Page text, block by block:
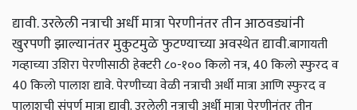
द्यावी. उरलेली नत्राची अर्धी मात्रा पेरणीनंतर तीन आठवड्यांनी
खुरपणी झाल्यानंतर मुकुटमुळे फुटण्याच्या अवस्थेत द्यावी.बागायती
गव्हाच्या उशिरा पेरणीसाठी हेक्‍टरी ८०-१०० किलो नत्र, 40 किलो स्फुरद व
40 किलो पालाश द्यावे. पेरणीच्या वेळी नत्राची अर्धी मात्रा आणि स्फुरद व